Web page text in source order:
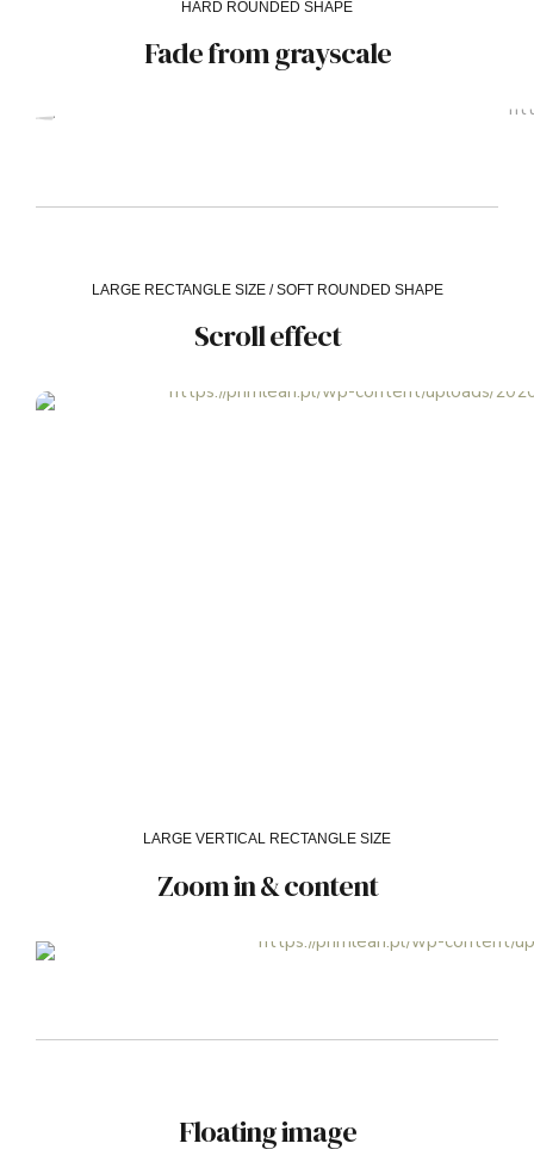
HARD ROUNDED SHAPE
Fade from grayscale
LARGE RECTANGLE SIZE / SOFT ROUNDED SHAPE
Scroll effect
LARGE VERTICAL RECTANGLE SIZE
Zoom in & content
Floating image